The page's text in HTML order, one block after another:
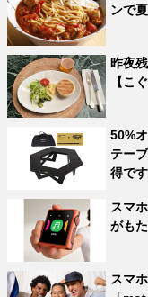
ンで
昨夜
【こ
50%
テー
得で
スマ
がも
スマ